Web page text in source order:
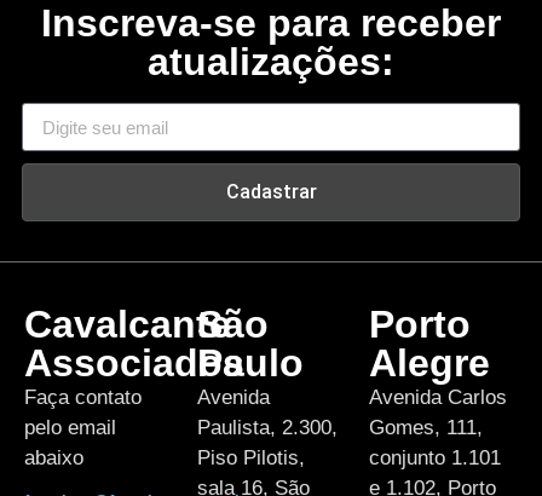
Inscreva-se para receber
atualizações:
Cadastrar
Cavalcante
Associados
Faça contato
pelo email
abaixo
São
Paulo
Avenida
Paulista, 2.300,
Piso Pilotis,
sala 16, São
Porto
Alegre
Avenida Carlos
Gomes, 111,
conjunto 1.101
e 1.102, Porto